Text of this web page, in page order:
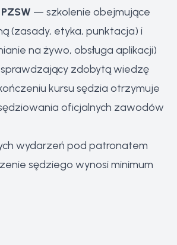
— szkolenie obejmujące
(zasady, etyka, punktacja) i
na żywo, obsługa aplikacji)
zdobytą wiedzę
kursu sędzia otrzymuje
oficjalnych zawodów
wydarzeń pod patronatem
sędziego wynosi minimum